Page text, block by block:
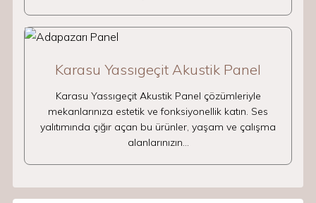
Karasu Yassıgeçit Akustik Panel
Karasu Yassıgeçit Akustik Panel çözümleriyle
mekanlarınıza estetik ve fonksiyonellik katın. Ses
yalıtımında çığır açan bu ürünler, yaşam ve çalışma
alanlarınızın…